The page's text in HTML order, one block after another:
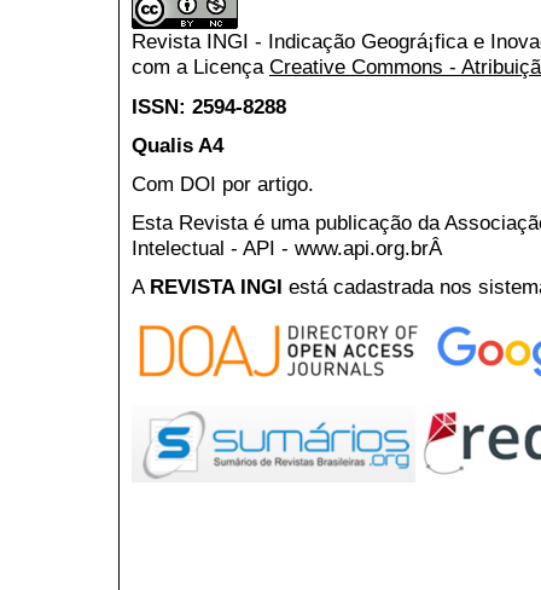
Revista INGI - Indicação Geográ¡fica e
com a Licença Creative Commons -
ISSN: 2594-8288
Qualis A4
Com DOI por artigo.
Esta Revista é uma publicação da
Intelectual - API - www.api.org.brÂ
A REVISTA INGI está cadastrada nos